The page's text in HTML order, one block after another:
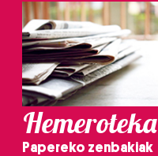
Hemeroteka
Papereko zenbakiak